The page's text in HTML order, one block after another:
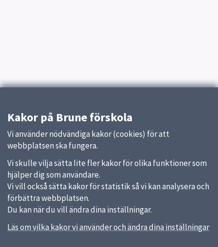
Kakor på Brune förskola
Vi använder nödvändiga kakor (cookies) för att
webbplatsen ska fungera.
Vi skulle vilja sätta lite fler kakor för olika funktioner som
hjälper dig som användare.
Vi vill också sätta kakor för statistik så vi kan analysera och
förbättra webbplatsen.
Du kan när du vill ändra dina inställningar.
Läs om vilka kakor vi använder och ändra dina inställningar